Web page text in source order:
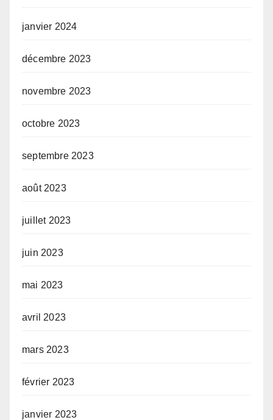
janvier 2024
décembre 2023
novembre 2023
octobre 2023
septembre 2023
août 2023
juillet 2023
juin 2023
mai 2023
avril 2023
mars 2023
février 2023
janvier 2023